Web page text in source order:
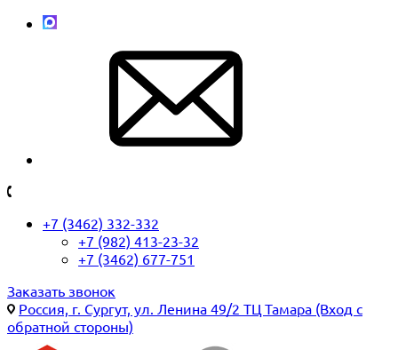
+7 (3462) 332-332
+7 (982) 413-23-32
+7 (3462) 677-751
Заказать звонок
Россия, г. Сургут, ул. Ленина 49/2 ТЦ Тамара (Вход с
обратной стороны)